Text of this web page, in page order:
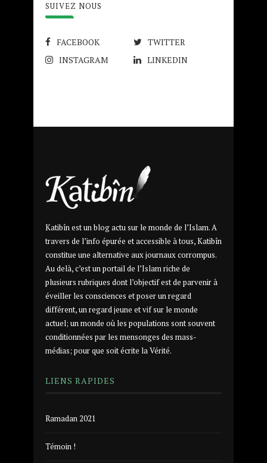
SUIVEZ NOUS
FACEBOOK
TWITTER
INSTAGRAM
LINKEDIN
Katibîn est un blog actu sur le monde de l’Islam. A
travers de l’info épurée et accessible à tous, Katibîn
constitue une alternative aux journaux corrompus.
Au delà, c’est un portail de l’Islam riche de
plusieurs rubriques dont l’objectif est de parvenir à
éveiller les consciences et poser un regard
différent, un regard jeune et vif sur le monde
actuel; un monde où les populations sont souvent
conditionnées par les mensonges des mass-
médias; pour que soit écrite la Vérité.
LIENS RAPIDES
Ramadan 2021
Témoin !